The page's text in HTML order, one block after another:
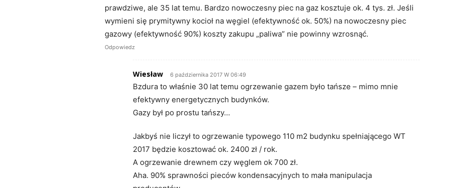
prawdziwe, ale 35 lat temu. Bardzo nowoczesny piec na gaz kosztuje ok. 4 tys. zł. Jeśli
wymieni się prymitywny kocioł na węgiel (efektywność ok. 50%) na nowoczesny piec
gazowy (efektywność 90%) koszty zakupu „paliwa” nie powinny wzrosnąć.
Odpowiedz
Wiesław 6 października 2017 W 06:49
Bzdura to właśnie 30 lat temu ogrzewanie gazem było tańsze – mimo mnie
efektywny energetycznych budynków.
Gazy był po prostu tańszy…
Jakbyś nie liczył to ogrzewanie typowego 110 m2 budynku spełniającego WT
2017 będzie kosztować ok. 2400 zł / rok.
A ogrzewanie drewnem czy węglem ok 700 zł.
Aha. 90% sprawności pieców kondensacyjnych to mała manipulacja